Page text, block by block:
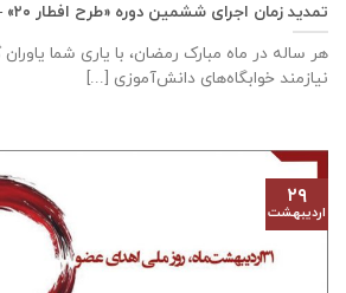
تمدید زمان اجرای ششمین دوره «طرح افطار ۲۰» – رمضان ۱۳۹۹
هر ساله در ماه مبارک رمضان، با یاری شما
نیازمند خوابگاه‌های دانش‌آموزی [...]
۲۹
اردیبهشت